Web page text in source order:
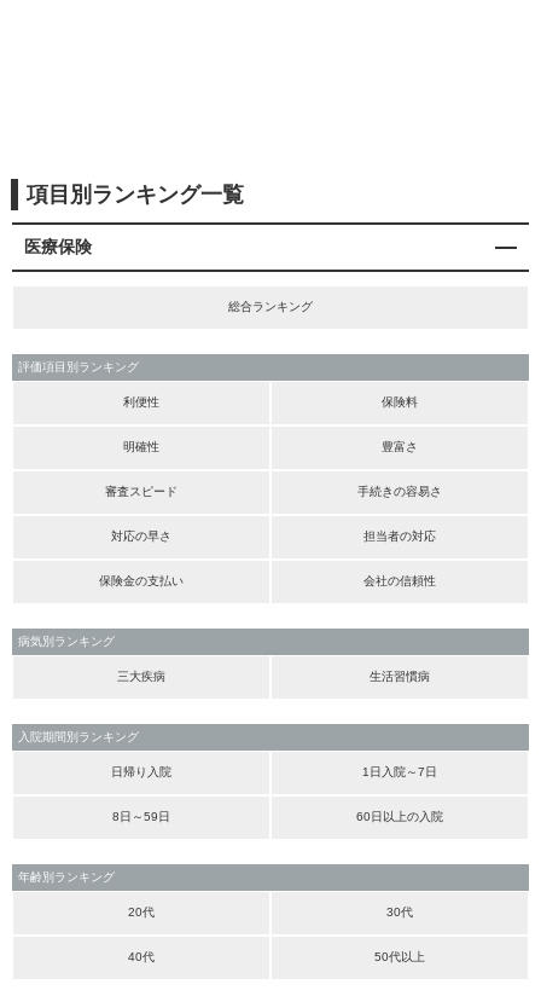
項目別ランキング一覧
医療保険
総合ランキング
評価項目別ランキング
利便性 保険料
明確性 豊富さ
審査スピード 手続きの容易さ
対応の早さ 担当者の対応
保険金の支払い 会社の信頼性
病気別ランキング
三大疾病 生活習慣病
入院期間別ランキング
日帰り入院 1日入院～7日
8日～59日 60日以上の入院
年齢別ランキング
20代 30代
40代 50代以上